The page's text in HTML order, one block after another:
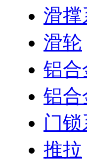
滑撑
滑轮
铝合
铝合
门锁
推拉